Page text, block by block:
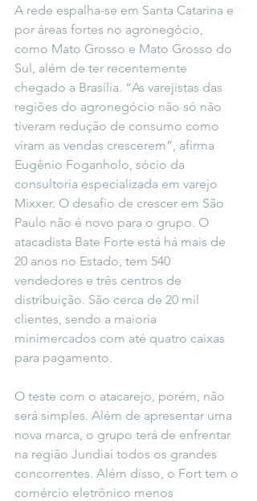
A rede espalha-se em Santa Catarina e
por áreas fortes no agronegócio,
como Mato Grosso e Mato Grosso do
Sul, além de ter recentemente
chegado a Brasília. “As varejistas das
regiões do agronegócio não só não
tiveram redução de consumo como
viram as vendas crescerem”, afirma
Eugênio Foganholo, sócio da
consultoria especializada em varejo
Mixxer. O desafio de crescer em São
Paulo não é novo para o grupo. O
atacadista Bate Forte está há mais de
20 anos no Estado, tem 540
vendedores e três centros de
distribuição. São cerca de 20 mil
clientes, sendo a maioria
minimercados com até quatro caixas
para pagamento.
O teste com o atacarejo, porém, não
será simples. Além de apresentar uma
nova marca, o grupo terá de enfrentar
na região Jundiaí todos os grandes
concorrentes. Além disso, o Fort tem o
comércio eletrônico menos